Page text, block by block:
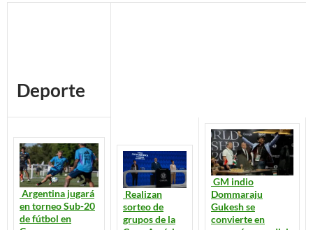
Deporte
Argentina jugará
en torneo Sub-20
de fútbol en
Realizan
sorteo de
grupos de la
GM indio
Dommaraju
Gukesh se
convierte en